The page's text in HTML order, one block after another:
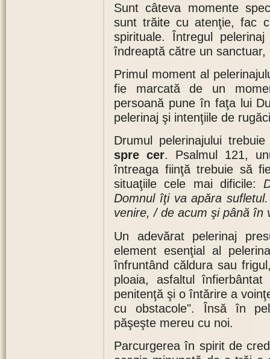
Sunt câteva momente
sunt trăite cu atenţie, fac
spirituale. Întregul
îndreaptă către un sanctuar,
Primul moment al
fie marcată de un
persoană pune în faţa lui
pelerinaj şi intenţiile de
Drumul pelerinajului
spre cer. Psalmul 121,
întreaga fiinţă trebuie să
situaţiile cele mai dificile:
Domnul îţi va apăra
venire, / de acum şi până în
Un adevărat pelerinaj
element esenţial al
înfruntând căldura sau
ploaia, asfaltul
penitenţă şi o întărire a
cu obstacole". Însă în
păşeşte mereu cu noi.
Parcurgerea în spirit de